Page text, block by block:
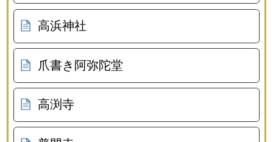
高浜神社
爪書き阿弥陀堂
高渕寺